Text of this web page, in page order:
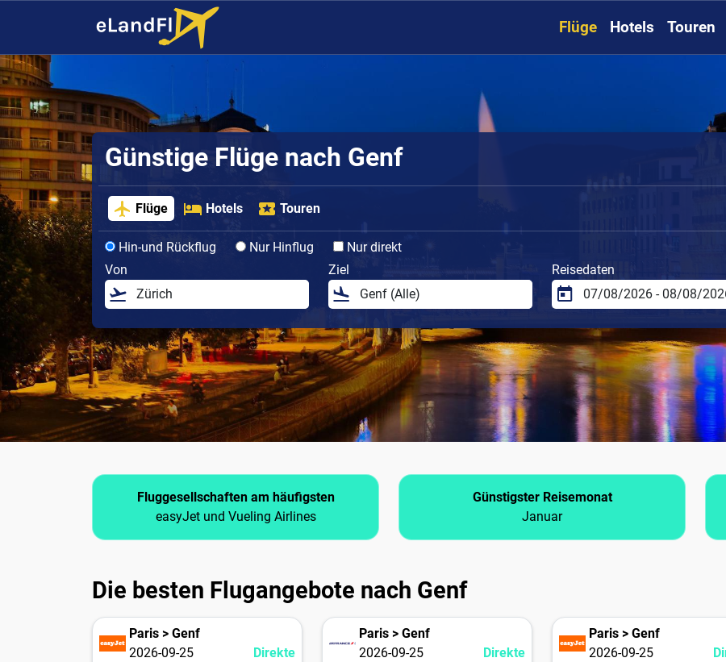
Flüge Hotels Touren
Günstige Flüge nach Genf
Flüge Hotels Touren
Hin-und Rückflug Nur Hinflug
Nur direkt
Von
Ziel Reisedaten
Fluggesellschaften am häufigsten
easyJet und Vueling Airlines
Günstigster Reisemonat
Januar
Die besten Flugangebote nach Genf
Paris > Genf
2026-09-25
Direkte
Paris > Genf
2026-09-25
Direkte
Paris > Genf
2026-09-25